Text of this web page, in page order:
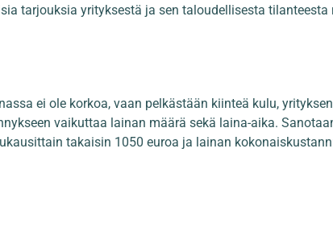
tarjouksia yrityksestä ja sen taloudellisesta tilanteesta
ei ole korkoa, vaan pelkästään kiinteä kulu,
vaikuttaa lainan määrä sekä laina-aika.
takaisin 1050 euroa ja lainan